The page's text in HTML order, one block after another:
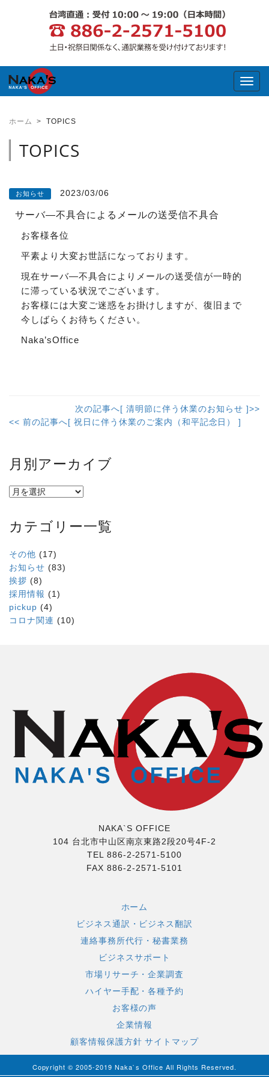
ホーム TOPICS
TOPICS
お知らせ 2023/03/06
サーバ―不具合によるメールの送受信不具合
お客様各位
平素より大変お世話になっております。
現在サーバ―不具合によりメールの送受信が一時的
に滞っている状況でございます。
お客様には大変ご迷惑をお掛けしますが、復旧まで
今しばらくお待ちください。
Naka’sOffice
次の記事へ[ 清明節に伴う休業のお知らせ ]>>
<< 前の記事へ[ 祝日に伴う休業のご案内（和平記念日） ]
月別アーカイブ
カテゴリー一覧
その他 (17)
お知らせ (83)
挨拶 (8)
採用情報 (1)
pickup (4)
コロナ関連 (10)
NAKA`S OFFICE
104 台北市中山区南京東路2段20号4F-2
TEL 886-2-2571-5100
FAX 886-2-2571-5101
ホーム
ビジネス通訳・ビジネス翻訳
連絡事務所代行・秘書業務
ビジネスサポート
市場リサーチ・企業調査
ハイヤー手配・各種予約
お客様の声
企業情報
顧客情報保護方針 サイトマップ
Copyright © 2005-2019 Naka`s Office All Rights Reserved.